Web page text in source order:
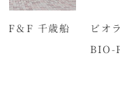
F＆F 千歳船
ビオ
BIO-